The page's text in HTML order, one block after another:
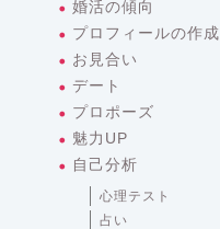
婚活の傾向
プロフィールの作成
お見合い
デート
プロポーズ
魅力UP
自己分析
心理テスト
占い